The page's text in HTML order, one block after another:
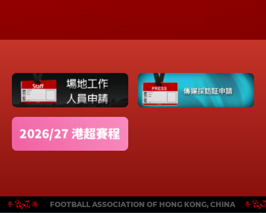
FOOTBALL ASSOCIATION OF HONG KONG, CHINA